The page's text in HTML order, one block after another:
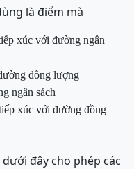
là điểm mà
xúc với đường ngân
đồng lượng
ngân sách
xúc với đường đồng
đây cho phép các